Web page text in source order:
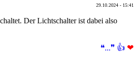
29.10.2024 - 15:41
Der Lichtschalter ist dabei also
❝...❞ 👍 ❤